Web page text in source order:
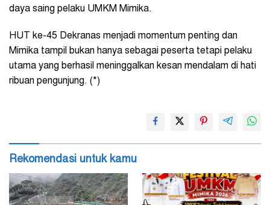
daya saing pelaku UMKM Mimika.
HUT ke-45 Dekranas menjadi momentum penting dan
Mimika tampil bukan hanya sebagai peserta tetapi pelaku
utama yang berhasil meninggalkan kesan mendalam di hati
ribuan pengunjung. (*)
Rekomendasi untuk kamu